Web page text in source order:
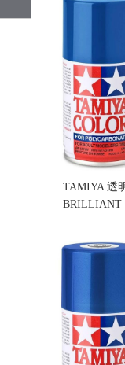
TAMIYA 透
BRILLIANT